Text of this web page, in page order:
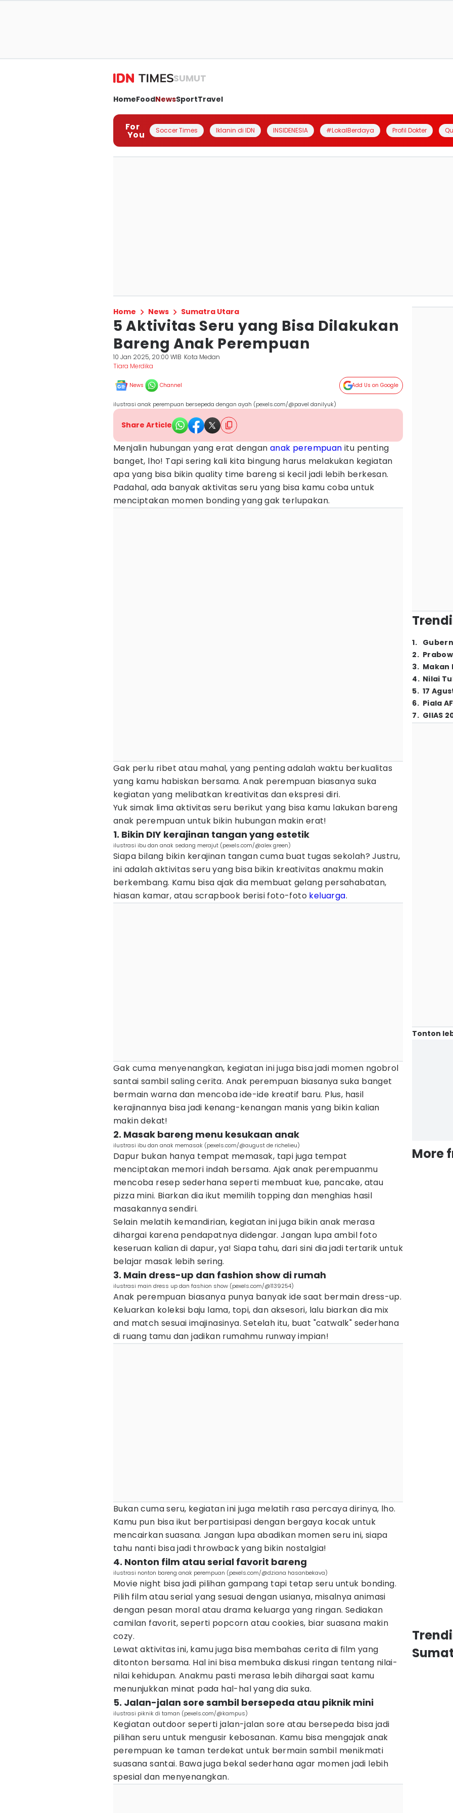
SUMUT
HomeFoodNewsSportTravel
For
You Soccer Times Iklanin di IDN INSIDENESIA #LokalBerdaya Profil Dokter
Home News Sumatra Utara
5 Aktivitas Seru yang Bisa Dilakukan
Bareng Anak Perempuan
10 Jan 2025, 20:00 WIB Kota Medan
Tiara Merdika
News Channel Add Us on Google
ilustrasi anak perempuan bersepeda dengan ayah (pexels.com/@pavel danilyuk)
Share Article
Menjalin hubungan yang erat dengan anak perempuan itu penting
banget, lho! Tapi sering kali kita bingung harus melakukan kegiatan
apa yang bisa bikin quality time bareng si kecil jadi lebih berkesan.
Padahal, ada banyak aktivitas seru yang bisa kamu coba untuk
menciptakan momen bonding yang gak terlupakan.
Gak perlu ribet atau mahal, yang penting adalah waktu berkualitas
yang kamu habiskan bersama. Anak perempuan biasanya suka
kegiatan yang melibatkan kreativitas dan ekspresi diri.
Yuk simak lima aktivitas seru berikut yang bisa kamu lakukan bareng
anak perempuan untuk bikin hubungan makin erat!
1. Bikin DIY kerajinan tangan yang estetik
ilustrasi ibu dan anak sedang merajut (pexels.com/@alex green)
Siapa bilang bikin kerajinan tangan cuma buat tugas sekolah? Justru,
ini adalah aktivitas seru yang bisa bikin kreativitas anakmu makin
berkembang. Kamu bisa ajak dia membuat gelang persahabatan,
hiasan kamar, atau scrapbook berisi foto-foto keluarga.
Gak cuma menyenangkan, kegiatan ini juga bisa jadi momen ngobrol
santai sambil saling cerita. Anak perempuan biasanya suka banget
bermain warna dan mencoba ide-ide kreatif baru. Plus, hasil
kerajinannya bisa jadi kenang-kenangan manis yang bikin kalian
makin dekat!
2. Masak bareng menu kesukaan anak
ilustrasi ibu dan anak memasak (pexels.com/@august de richelieu)
Dapur bukan hanya tempat memasak, tapi juga tempat
menciptakan memori indah bersama. Ajak anak perempuanmu
mencoba resep sederhana seperti membuat kue, pancake, atau
pizza mini. Biarkan dia ikut memilih topping dan menghias hasil
masakannya sendiri.
Selain melatih kemandirian, kegiatan ini juga bikin anak merasa
dihargai karena pendapatnya didengar. Jangan lupa ambil foto
keseruan kalian di dapur, ya! Siapa tahu, dari sini dia jadi tertarik untuk
belajar masak lebih sering.
3. Main dress-up dan fashion show di rumah
ilustrasi main dress up dan fashion show (pexels.com/@1139254)
Anak perempuan biasanya punya banyak ide saat bermain dress-up.
Keluarkan koleksi baju lama, topi, dan aksesori, lalu biarkan dia mix
and match sesuai imajinasinya. Setelah itu, buat "catwalk" sederhana
di ruang tamu dan jadikan rumahmu runway impian!
Bukan cuma seru, kegiatan ini juga melatih rasa percaya dirinya, lho.
Kamu pun bisa ikut berpartisipasi dengan bergaya kocak untuk
mencairkan suasana. Jangan lupa abadikan momen seru ini, siapa
tahu nanti bisa jadi throwback yang bikin nostalgia!
4. Nonton film atau serial favorit bareng
ilustrasi nonton bareng anak perempuan (pexels.com/@dziana hasanbekava)
Movie night bisa jadi pilihan gampang tapi tetap seru untuk bonding.
Pilih film atau serial yang sesuai dengan usianya, misalnya animasi
dengan pesan moral atau drama keluarga yang ringan. Sediakan
camilan favorit, seperti popcorn atau cookies, biar suasana makin
cozy.
Lewat aktivitas ini, kamu juga bisa membahas cerita di film yang
ditonton bersama. Hal ini bisa membuka diskusi ringan tentang nilai-
nilai kehidupan. Anakmu pasti merasa lebih dihargai saat kamu
menunjukkan minat pada hal-hal yang dia suka.
5. Jalan-jalan sore sambil bersepeda atau piknik mini
ilustrasi piknik di taman (pexels.com/@kampus)
Kegiatan outdoor seperti jalan-jalan sore atau bersepeda bisa jadi
pilihan seru untuk mengusir kebosanan. Kamu bisa mengajak anak
perempuan ke taman terdekat untuk bermain sambil menikmati
suasana santai. Bawa juga bekal sederhana agar momen jadi lebih
spesial dan menyenangkan.
1.
2.
3. Makan
4. Nilai
5. 17
6. Piala
7. GIIAS
Tonton
More